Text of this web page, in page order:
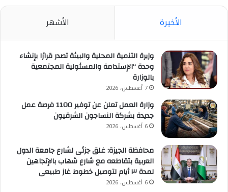
الأخيرة الأشهر
وزيرة التنمية المحلية والبيئة تصدر قرارًا بإنشاء
وحدة “الإستدامة والمسئولية المجتمعية
بالوزارة
7 أغسطس، 2026
وزارة العمل تعلن عن توفير 1100 فرصة عمل
جديدة بشركة النساجون الشرقيون
6 أغسطس، 2026
محافظة الجيزة: غلق جزئى لشارع جامعة الدول
العربية بتقاطعه مع شارع شهاب بالإتجاهين
لمدة ٣ أيام لتوصيل خطوط غاز طبيعى
6 أغسطس، 2026